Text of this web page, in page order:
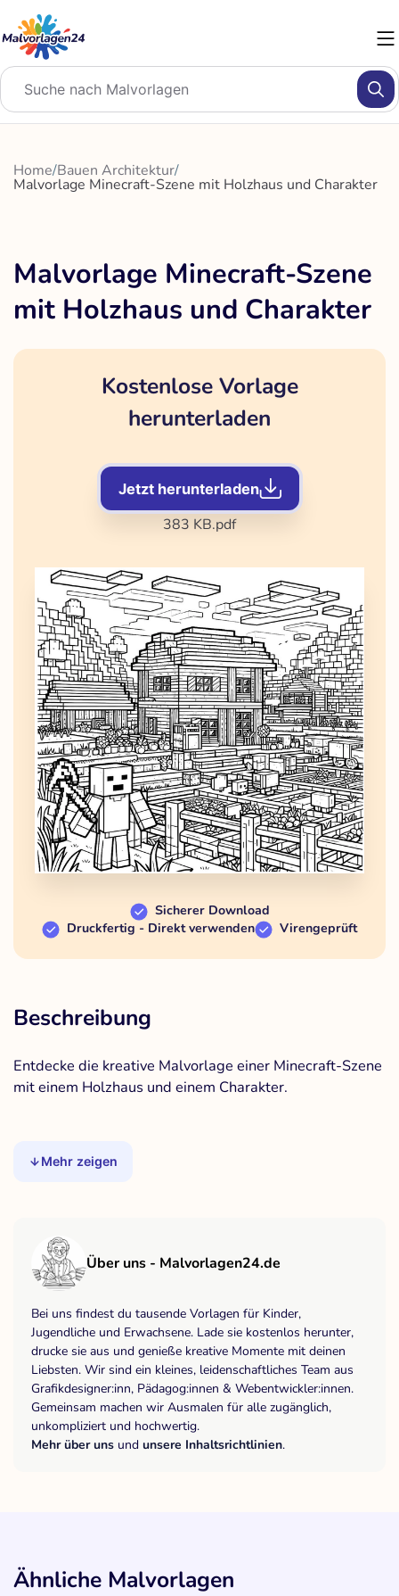
Inhalt
springen
Home/Bauen Architektur/
Malvorlage Minecraft-Szene mit Holzhaus und Charakter
Malvorlage Minecraft-Szene
mit Holzhaus und Charakter
Kostenlose Vorlage
herunterladen
Jetzt herunterladen
383 KB.pdf
Sicherer Download
Druckfertig - Direkt verwenden
Virengeprüft
Beschreibung
Entdecke die kreative Malvorlage einer Minecraft-Szene
mit einem Holzhaus und einem Charakter.
Mehr zeigen
Über uns - Malvorlagen24.de
Bei uns findest du tausende Vorlagen für Kinder,
Jugendliche und Erwachsene. Lade sie kostenlos herunter,
drucke sie aus und genieße kreative Momente mit deinen
Liebsten. Wir sind ein kleines, leidenschaftliches Team aus
Grafikdesigner:inn, Pädagog:innen & Webentwickler:innen.
Gemeinsam machen wir Ausmalen für alle zugänglich,
unkompliziert und hochwertig.
Mehr über uns und unsere Inhaltsrichtlinien.
Ähnliche Malvorlagen